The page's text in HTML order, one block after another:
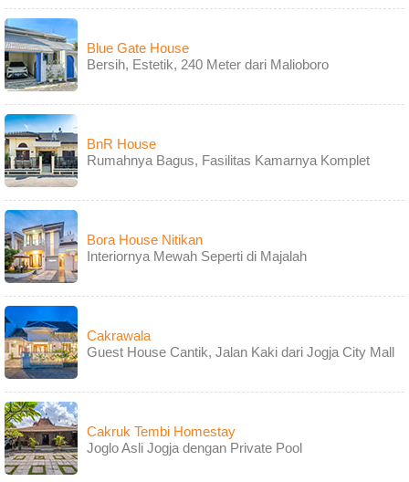
Blue Gate House
Bersih, Estetik, 240 Meter dari Malioboro
BnR House
Rumahnya Bagus, Fasilitas Kamarnya Komplet
Bora House Nitikan
Interiornya Mewah Seperti di Majalah
Cakrawala
Guest House Cantik, Jalan Kaki dari Jogja City Mall
Cakruk Tembi Homestay
Joglo Asli Jogja dengan Private Pool